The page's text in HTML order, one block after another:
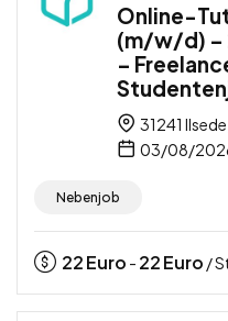
Online-
(m/w/d) –
–
31241
03/08/
Nebenjob
22Euro - 22Euro /